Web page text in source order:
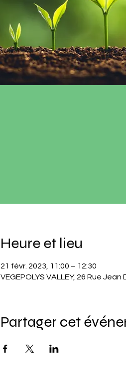
Heure et lieu
21 févr. 2023, 11:00 – 12:30
VEGEPOLYS VALLEY, 26 Rue
Partager cet